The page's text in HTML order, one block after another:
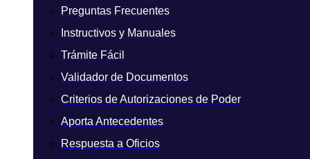
Preguntas Frecuentes
Instructivos y Manuales
Trámite Fácil
Validador de Documentos
Criterios de Autorizaciones de Poder
Aporta Antecedentes
Respuesta a Oficios